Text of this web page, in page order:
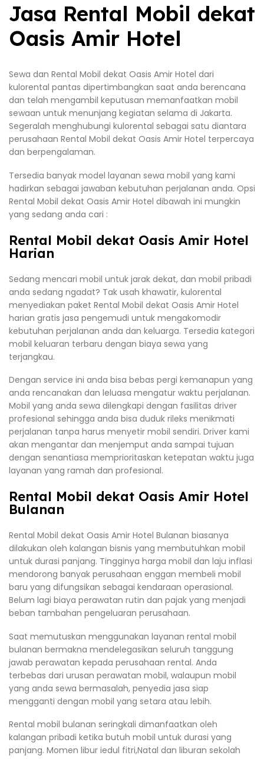
Jasa Rental Mobil dekat
Oasis Amir Hotel
Sewa dan Rental Mobil dekat Oasis Amir Hotel dari
kulorental pantas dipertimbangkan saat anda berencana
dan telah mengambil keputusan memanfaatkan mobil
sewaan untuk menunjang kegiatan selama di Jakarta.
Segeralah menghubungi kulorental sebagai satu diantara
perusahaan Rental Mobil dekat Oasis Amir Hotel terpercaya
dan berpengalaman.
Tersedia banyak model layanan sewa mobil yang kami
hadirkan sebagai jawaban kebutuhan perjalanan anda. Opsi
Rental Mobil dekat Oasis Amir Hotel dibawah ini mungkin
yang sedang anda cari :
Rental Mobil dekat Oasis Amir Hotel
Harian
Sedang mencari mobil untuk jarak dekat, dan mobil pribadi
anda sedang ngadat? Tak usah khawatir, kulorental
menyediakan paket Rental Mobil dekat Oasis Amir Hotel
harian gratis jasa pengemudi untuk mengakomodir
kebutuhan perjalanan anda dan keluarga. Tersedia kategori
mobil keluaran terbaru dengan biaya sewa yang
terjangkau.
Dengan service ini anda bisa bebas pergi kemanapun yang
anda rencanakan dan leluasa mengatur waktu perjalanan.
Mobil yang anda sewa dilengkapi dengan fasilitas driver
profesional sehingga anda bisa duduk rileks menikmati
perjalanan tanpa harus menyetir mobil sendiri. Driver kami
akan mengantar dan menjemput anda sampai tujuan
dengan senantiasa memprioritaskan ketepatan waktu juga
layanan yang ramah dan profesional.
Rental Mobil dekat Oasis Amir Hotel
Bulanan
Rental Mobil dekat Oasis Amir Hotel Bulanan biasanya
dilakukan oleh kalangan bisnis yang membutuhkan mobil
untuk durasi panjang. Tingginya harga mobil dan laju inflasi
mendorong banyak perusahaan enggan membeli mobil
baru yang difungsikan sebagai kendaraan operasional.
Belum lagi biaya perawatan rutin dan pajak yang menjadi
beban tambahan pengeluaran perusahaan.
Saat memutuskan menggunakan layanan rental mobil
bulanan bermakna mendelegasikan seluruh tanggung
jawab perawatan kepada perusahaan rental. Anda
terbebas dari urusan perawatan mobil, walaupun mobil
yang anda sewa bermasalah, penyedia jasa siap
mengganti dengan mobil yang setara atau lebih.
Rental mobil bulanan seringkali dimanfaatkan oleh
kalangan pribadi ketika butuh mobil untuk durasi yang
panjang. Momen libur iedul fitri,Natal dan liburan sekolah